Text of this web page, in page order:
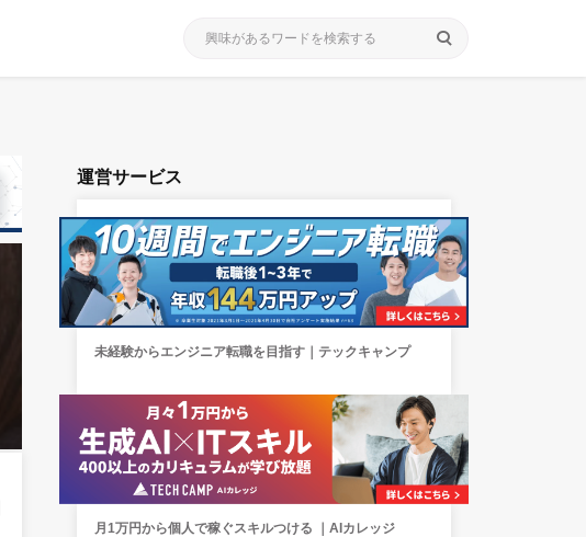
search
運営サービス
未経験からエンジニア転職を目指す｜テックキャンプ
月1万円から個人で稼ぐスキルつける ｜AIカレッジ